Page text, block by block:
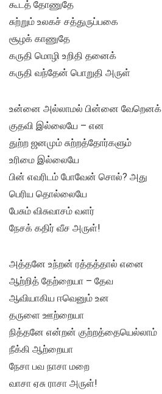
கூடத் தோணுதே
சுற்றும் உலகச் சத்துருப்பகை
சூழக் காணுதே
கருதி மொழி உறிதி தனைக்
கருதி வந்தேன் பொறுதி அருள்
உன்னை அல்லாமல் பின்னை வேறெனக்
குதவி இல்லையே – என
துற்ற ஜனமும் சுற்றத்தோர்களும்
உரிமை இல்லையே
பின் எவரிடம் போவேன் சொல்? அது
பெரிய தொல்லையே
பேசும் விசுவாசம் வளர்
நேசக் கதிர் வீச அருள்!
அத்தனே உந்றன் ரத்தத்தால் எனை
ஆற்றித் தேற்றையா – தேவ
ஆவியாகிய ஈவெனும் உன
தருளை ஊற்றையா
நித்தனே என்றன் குற்றத்தையெல்லாம்
நீக்கி ஆற்றையா
நேசா பவ நாசா மறை
வாசா ஏசு ராசா அருள்!